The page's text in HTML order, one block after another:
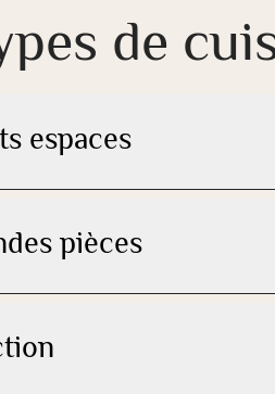
de
espaces
pièces